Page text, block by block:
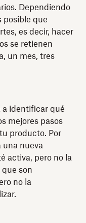
Dependiendo
posible que
es decir, hacer
se retienen
un mes, tres
a identificar qué
mejores pasos
producto. Por
una nueva
activa, pero no la
son
no la